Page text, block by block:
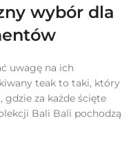
wybór dla
uwagę na ich
teak to taki, który
za każde ścięte
Bali Bali pochodzą